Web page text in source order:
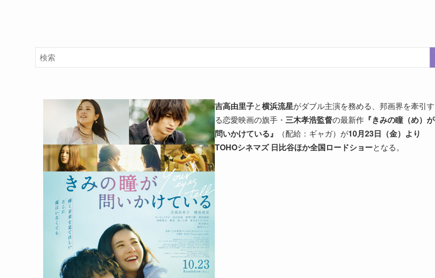
吉高由里子と横浜流星がダブル主演を務める、邦画界を牽引す
る恋愛映画の旗手・ 三木孝浩監督の最新作 『きみの瞳（め）が
問いかけている』
（配給：ギャガ）が10月23日（金）より
TOHOシネマズ 日比谷ほか全国ロードショーとなる。